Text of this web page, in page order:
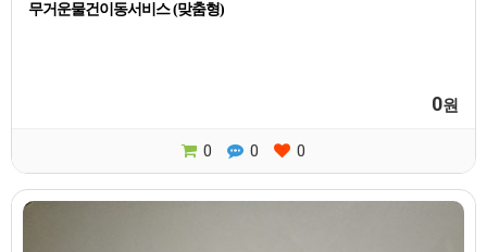
무거운물건이동서비스 (맞춤형)
0원
0 0 0